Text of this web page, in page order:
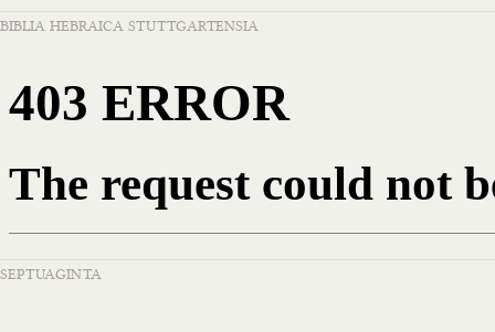
BIBLIA HEBRAICA STUTTGARTENSIA
SEPTUAGINTA